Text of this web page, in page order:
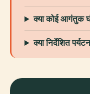
क्या कोई आगंतुक
क्या निर्देशित